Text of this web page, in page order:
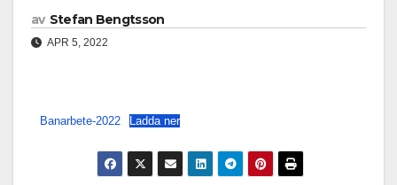
av Stefan Bengtsson
APR 5, 2022
Banarbete-2022 Ladda ner